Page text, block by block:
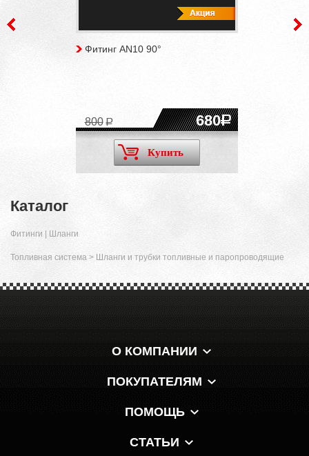
Фитинг AN10 90°
680
800
Купить
Каталог
Фитинги | Шланги
Топливная система > Шланги и трубки топливные и паропроводящие
О КОМПАНИИ
ПОКУПАТЕЛЯМ
ПОМОЩЬ
СТАТЬИ